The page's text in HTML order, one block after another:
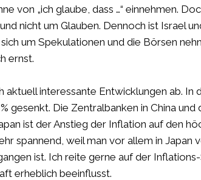
von „ich glaube, dass …“ einnehmen.
nicht um Glauben. Dennoch ist Israel
um Spekulationen und die Börsen
ernst.
aktuell interessante Entwicklungen ab. In
gesenkt. Die Zentralbanken in China und
ist der Anstieg der Inflation auf den
spannend, weil man vor allem in Japan
ist. Ich reite gerne auf der
erheblich beeinflusst.